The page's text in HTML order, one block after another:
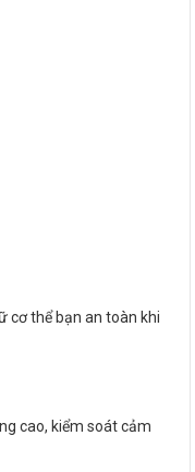
cơ thể bạn an toàn khi
cao, kiểm soát cảm